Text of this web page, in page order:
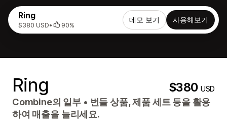
Ring
$380 USD• 90%
데모 보기 사용해보기
Ring $380USD
Combine의 일부 • 번들 상품, 제품 세트 등을 활용
하여 매출을 늘리세요.